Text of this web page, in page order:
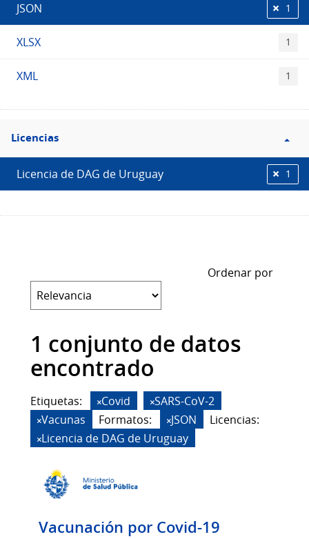
JSON 1
XLSX 1
XML 1
Filtro
Licencias
Licencias
Licencia de DAG de Uruguay 1
Ordenar por
1 conjunto de datos
encontrado
Etiquetas: Covid
SARS-CoV-2
Vacunas
Formatos: JSON
Licencias:
Licencia de DAG de Uruguay
Vacunación por Covid-19